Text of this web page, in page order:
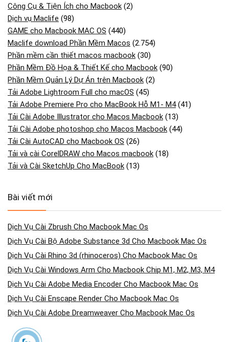
Công Cụ & Tiện Ích cho Macbook (2)
Dịch vụ Maclife (98)
GAME cho Macbook MAC OS (440)
Maclife download Phần Mềm Macos (2.754)
Phần mềm cần thiết macos macbook (30)
Phần Mềm Đồ Họa & Thiết Kế cho Macbook (90)
Phần Mềm Quản Lý Dự Án trên Macbook (2)
Tải Adobe Lightroom Full cho macOS (45)
Tải Adobe Premiere Pro cho MacBook Hỗ M1- M4(41)
Tải Cài Adobe Illustrator cho Macos Macbook (13)
Tải Cài Adobe photoshop cho Macos Macbook (44)
Tải Cài AutoCAD cho Macbook OS (26)
Tải và cài CorelDRAW cho Macos macbook (18)
Tải và Cài SketchUp Cho MacBook (13)
Bài viết mới
Dịch Vụ Cài Zbrush Cho Macbook Mac Os
Dịch Vụ Cài Bộ Adobe Substance 3d Cho Macbook Mac Os
Dịch Vụ Cài Rhino 3d (rhinoceros) Cho Macbook Mac Os
Dịch Vụ Cài Windows Arm Cho Macbook Chip M1, M2, M3, M4
Dịch Vụ Cài Adobe Media Encoder Cho Macbook Mac Os
Dịch Vụ Cài Enscape Render Cho Macbook Mac Os
Dịch Vụ Cài Adobe Dreamweaver Cho Macbook Mac Os